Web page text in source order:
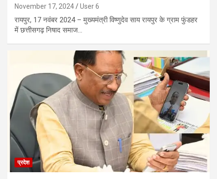
November 17, 2024 User 6
रायपुर, 17 नवंबर 2024 – मुख्यमंत्री विष्णुदेव साय रायपुर के ग्राम फुंडहर
में छत्तीसगढ़ निषाद समाज…
प्रदेश